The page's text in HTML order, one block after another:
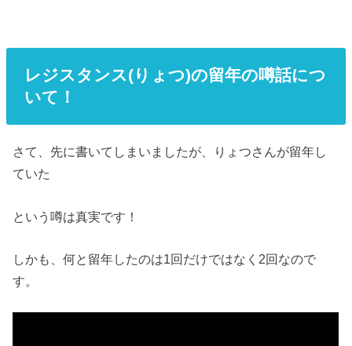
レジスタンス(りょつ)の留年の噂話につ
いて！
さて、先に書いてしまいましたが、りょつさんが留年し
ていた
という噂は真実です！
しかも、何と留年したのは1回だけではなく2回なので
す。